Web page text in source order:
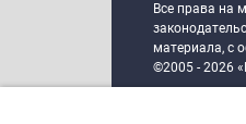
Все права на
материала, с
©2005 - 2026